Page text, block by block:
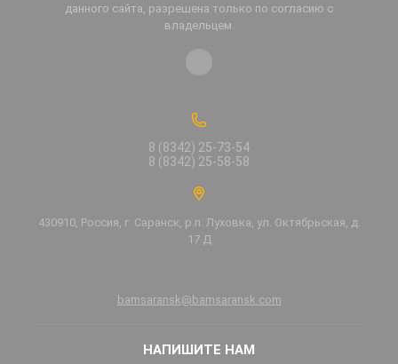
данного сайта, разрешена только по согласию с
владельцем.
8 (8342) 25-73-54
8 (8342) 25-58-58
430910, Россия, г. Саранск, р.п. Луховка, ул. Октябрьская, д.
17 Д
bamsaransk@bamsaransk.com
НАПИШИТЕ НАМ